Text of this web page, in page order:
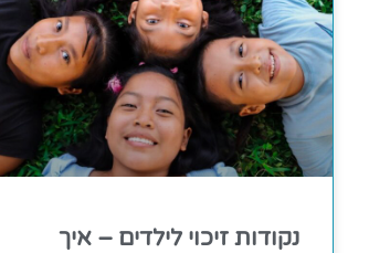
נקודות זיכוי לילדים – איך